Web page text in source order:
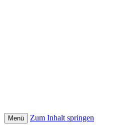
Menü Zum Inhalt springen